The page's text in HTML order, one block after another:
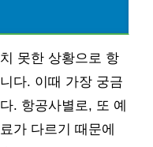
못한 상황으로 항
다. 이때 가장 궁금
. 항공사별로, 또 예
가 다르기 때문에